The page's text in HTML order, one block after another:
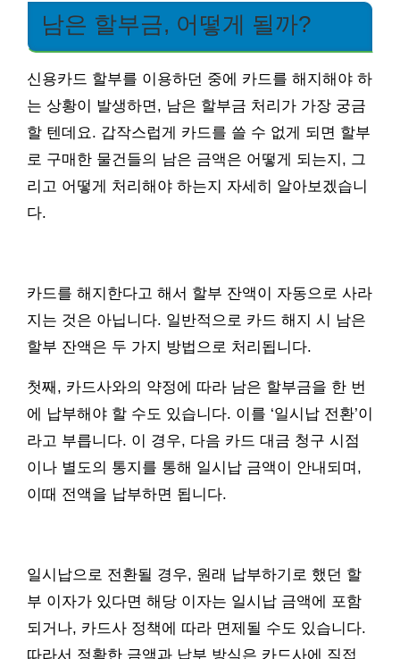
남은 할부금, 어떻게 될까?
신용카드 할부를 이용하던 중에 카드를 해지해야 하
는 상황이 발생하면, 남은 할부금 처리가 가장 궁금
할 텐데요. 갑작스럽게 카드를 쓸 수 없게 되면 할부
로 구매한 물건들의 남은 금액은 어떻게 되는지, 그
리고 어떻게 처리해야 하는지 자세히 알아보겠습니
다.
카드를 해지한다고 해서 할부 잔액이 자동으로 사라
지는 것은 아닙니다. 일반적으로 카드 해지 시 남은
할부 잔액은 두 가지 방법으로 처리됩니다.
첫째, 카드사와의 약정에 따라 남은 할부금을 한 번
에 납부해야 할 수도 있습니다. 이를 ‘일시납 전환’이
라고 부릅니다. 이 경우, 다음 카드 대금 청구 시점
이나 별도의 통지를 통해 일시납 금액이 안내되며,
이때 전액을 납부하면 됩니다.
일시납으로 전환될 경우, 원래 납부하기로 했던 할
부 이자가 있다면 해당 이자는 일시납 금액에 포함
되거나, 카드사 정책에 따라 면제될 수도 있습니다.
따라서 정확한 금액과 납부 방식은 카드사에 직접